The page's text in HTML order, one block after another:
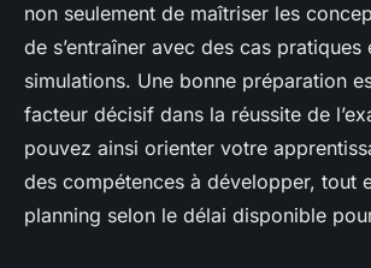
non seulement de maîtriser les
de s’entraîner avec des cas pratiques
simulations. Une bonne préparation
facteur décisif dans la réussite de
pouvez ainsi orienter votre
des compétences à développer, tout
planning selon le délai disponible